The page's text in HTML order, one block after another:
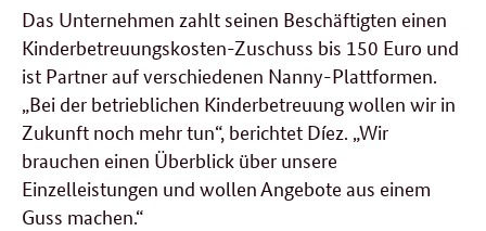
Das Unternehmen zahlt seinen Beschäftigten einen
Kinderbetreuungskosten-Zuschuss bis 150 Euro und
ist Partner auf verschiedenen Nanny-Plattformen.
„Bei der betrieblichen Kinderbetreuung wollen wir in
Zukunft noch mehr tun“, berichtet Díez. „Wir
brauchen einen Überblick über unsere
Einzelleistungen und wollen Angebote aus einem
Guss machen.“